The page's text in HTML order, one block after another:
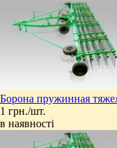
Борона пружинная
1 грн./шт.
в наявності